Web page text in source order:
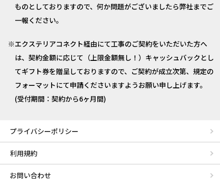
ものとしておりますので、何か問題がございましたら弊社までご
一報ください。
エクステリアコネクト経由にて工事のご契約をいただいた方へ
は、契約金額に応じて（上限金額無し！）キャッシュバックとし
てギフト券を贈呈しておりますので、ご契約が成立次第、規定の
フォーマットにて申請くださいますようお願い申し上げます。
(受付期間：契約から6ヶ月間)
プライバシーポリシー
利用規約
お問い合わせ